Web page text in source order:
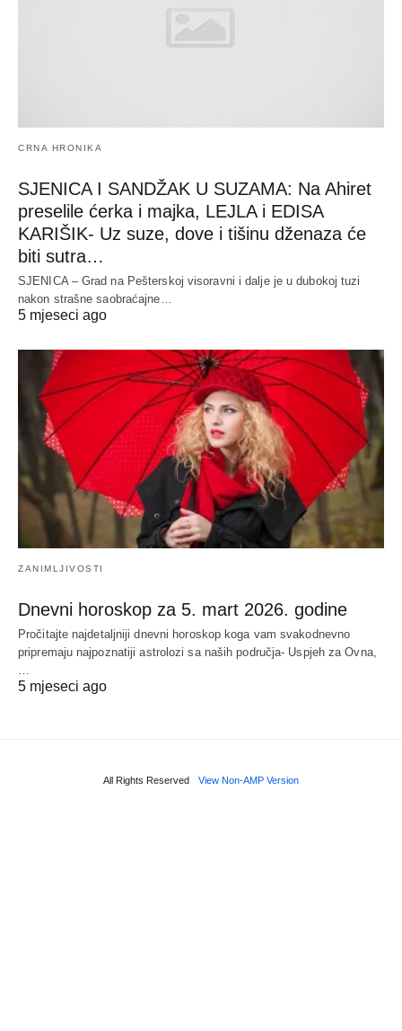
CRNA HRONIKA
SJENICA I SANDŽAK U SUZAMA: Na Ahiret
preselile ćerka i majka, LEJLA i EDISA
KARIŠIK- Uz suze, dove i tišinu dženaza će
biti sutra…
SJENICA – Grad na Pešterskoj visoravni i dalje je u dubokoj tuzi
nakon strašne saobraćajne…
5 mjeseci ago
ZANIMLJIVOSTI
Dnevni horoskop za 5. mart 2026. godine
Pročitajte najdetaljniji dnevni horoskop koga vam svakodnevno
pripremaju najpoznatiji astrolozi sa naših područja- Uspjeh za Ovna,
…
5 mjeseci ago
All Rights Reserved View Non-AMP Version